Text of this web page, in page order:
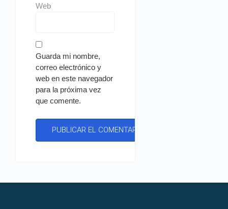
Web
Guarda mi nombre,
correo electrónico y
web en este navegador
para la próxima vez
que comente.